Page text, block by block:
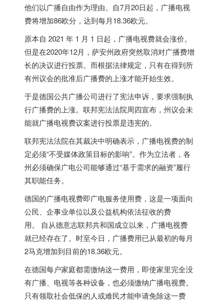
他们以广播自由作为理由。自7月20日起，广播电视
费将增加86欧分，达到每月18.36欧元。
原本自 2021 年 1 月 1 日起，广播电视费就会涨价。
但是在2020年12月，萨安州政府突然取消对广播费增
长的决议进行投票。而根据法律规定，只有在得到所
有州议会的批准后广播费的上涨才能开始生效。
于是德国公共广播公司进行了宪法申诉，要求强制执
行广播费的上涨。联邦宪法法院周四宣布，州议会未
能就广播电视费议案进行投票是违宪的。
联邦宪法法院在其裁决中明确表示，广播电视费的制
定必须“不受媒体政策目标的影响”。作为立法者，各
州必须确保广电公司能够通过“基于需求的融资”履行
其职能任务。
德国的广播电视费即广电服务使用费，这是一项面向
公民、企事业单位以及公益机构依法征收的费
用。 自从德意志联邦共和国成立以来，广播电视费
就已经存在了。时至今日，广播费用已从最初的每月
2马克增加到目前的18.36欧元。
在德国每户家庭都需缴纳这一费用，即使家里完全没
有广播、电视等各种设备，也必须缴纳广播电视费。
只有领取社会低保的人或难民才能申请免除这一费